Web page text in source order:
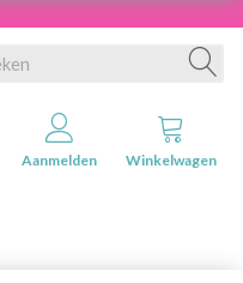
Aanmelden Winkelwagen